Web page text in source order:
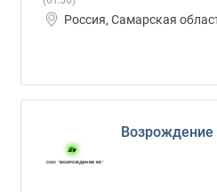
Россия, Самарская